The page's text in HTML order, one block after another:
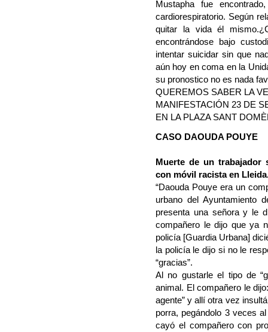
Mustapha fue
cardiorespiratorio. Según
quitar la vida él
encontrándose bajo
intentar suicidar sin que
aún hoy en coma en la
su pronostico no es nada
QUEREMOS SABER LA
MANIFESTACIÓN 23 DE
EN LA PLAZA SANT
CASO DAOUDA POUYE
Muerte de un trabajador
con móvil racista en
“Daouda Pouye era un
urbano del Ayuntamiento
presenta una señora y le
compañero le dijo que ya
policía [Guardia Urbana]
la policía le dijo si no le
“gracias”.
Al no gustarle el tipo de
animal. El compañero le
agente” y allí otra vez
porra, pegándolo 3 veces
cayó el compañero con